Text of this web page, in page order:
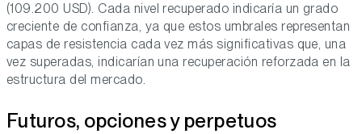
(109.200 USD). Cada nivel recuperado indicaría un grado
creciente de confianza, ya que estos umbrales representan
capas de resistencia cada vez más significativas que, una
vez superadas, indicarían una recuperación reforzada en la
estructura del mercado.
Futuros, opciones y perpetuos